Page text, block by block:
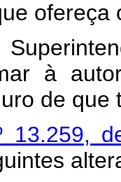
ofereça
à
de que
13.259,